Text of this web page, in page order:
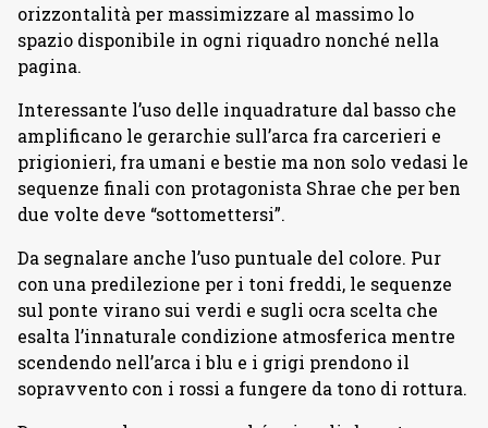
orizzontalità per massimizzare al massimo lo
spazio disponibile in ogni riquadro nonché nella
pagina.
Interessante l’uso delle inquadrature dal basso che
amplificano le gerarchie sull’arca fra carcerieri e
prigionieri, fra umani e bestie ma non solo vedasi le
sequenze finali con protagonista Shrae che per ben
due volte deve “sottomettersi”.
Da segnalare anche l’uso puntuale del colore. Pur
con una predilezione per i toni freddi, le sequenze
sul ponte virano sui verdi e sugli ocra scelta che
esalta l’innaturale condizione atmosferica mentre
scendendo nell’arca i blu e i grigi prendono il
sopravvento con i rossi a fungere da tono di rottura.